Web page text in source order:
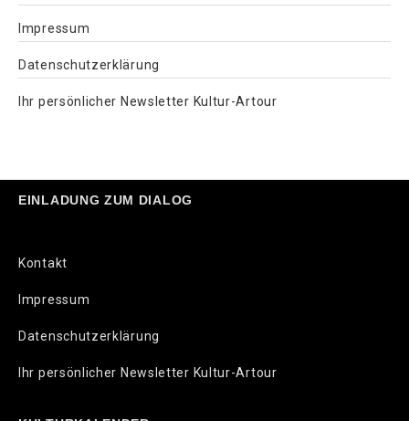
Impressum
Datenschutzerklärung
Ihr persönlicher Newsletter Kultur-Artour
EINLADUNG ZUM DIALOG
Kontakt
Impressum
Datenschutzerklärung
Ihr persönlicher Newsletter Kultur-Artour